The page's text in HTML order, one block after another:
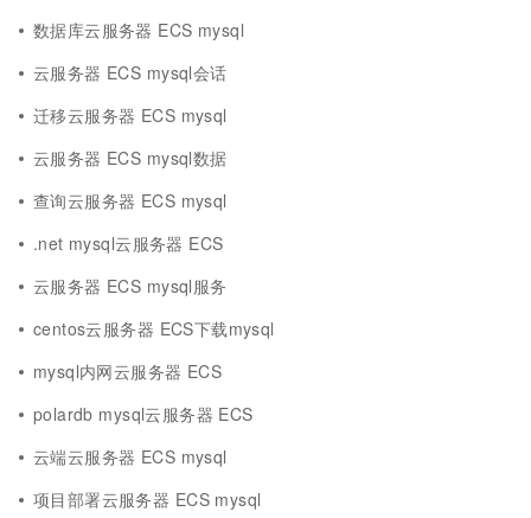
数据库云服务器 ECS mysql
云服务器 ECS mysql会话
迁移云服务器 ECS mysql
云服务器 ECS mysql数据
查询云服务器 ECS mysql
.net mysql云服务器 ECS
云服务器 ECS mysql服务
centos云服务器 ECS下载mysql
mysql内网云服务器 ECS
polardb mysql云服务器 ECS
云端云服务器 ECS mysql
项目部署云服务器 ECS mysql